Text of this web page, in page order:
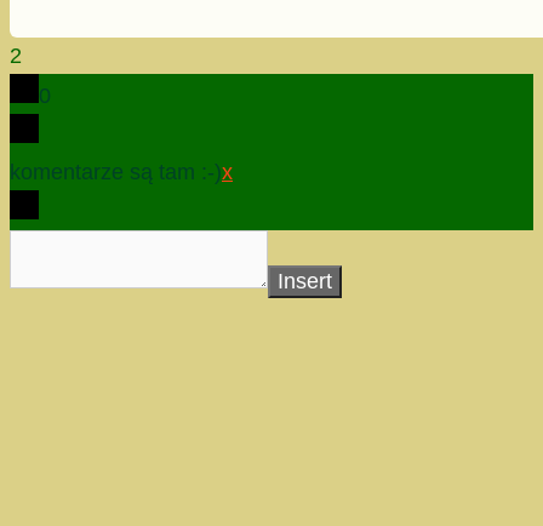
2
0
komentarze są tam :-)x
Insert